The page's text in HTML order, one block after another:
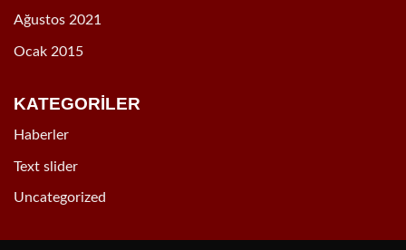
Ağustos 2021
Ocak 2015
KATEGORİLER
Haberler
Text slider
Uncategorized